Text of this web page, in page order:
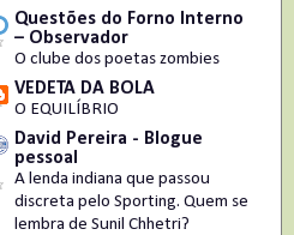
Questões do Forno Interno
– Observador
O clube dos poetas zombies
VEDETA DA BOLA
O EQUILÍBRIO
David Pereira - Blogue
pessoal
A lenda indiana que passou
discreta pelo Sporting. Quem se
lembra de Sunil Chhetri?